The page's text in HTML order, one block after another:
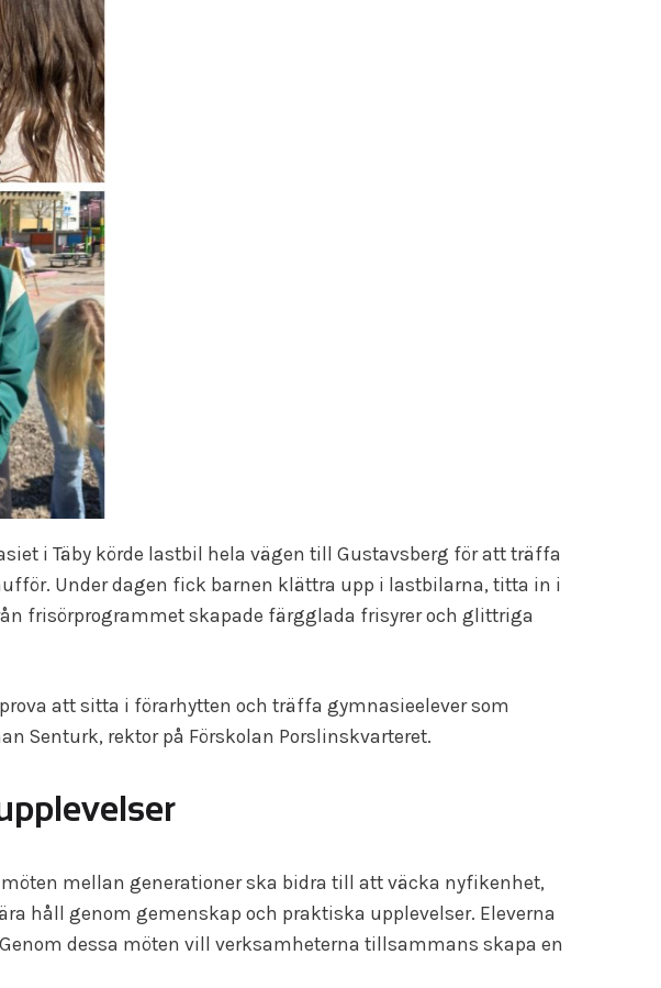
i Täby körde lastbil hela vägen till Gustavsberg för att träffa
Under dagen fick barnen klättra upp i lastbilarna, titta in i
frisörprogrammet skapade färgglada frisyrer och glittriga
att sitta i förarhytten och träffa gymnasieelever som
Senturk, rektor på Förskolan Porslinskvarteret.
mellan generationer ska bidra till att väcka nyfikenhet,
håll genom gemenskap och praktiska upplevelser. Eleverna
dessa möten vill verksamheterna tillsammans skapa en